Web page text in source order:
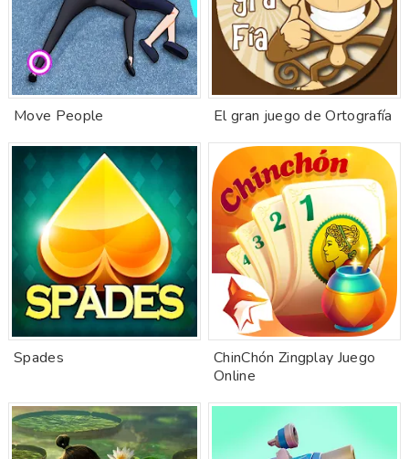
Move People El gran juego de Ortografía
Spades
ChinChón Zingplay Juego
Online